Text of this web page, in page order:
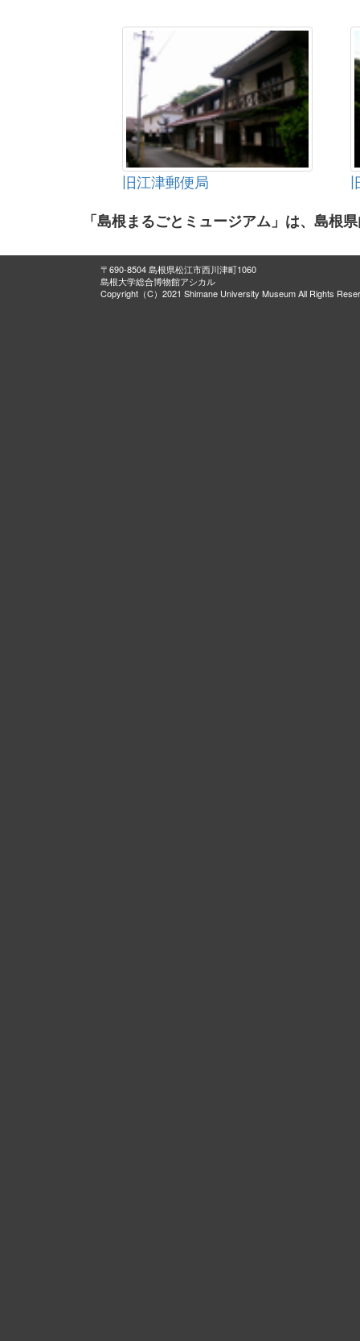
旧江津郵便局
「島根まるごとミュージアム」は、島根
〒690-8504 島根県松江市西川津町1060
島根大学総合博物館アシカル
Copyright（C）2021 Shimane University Museum All Rights